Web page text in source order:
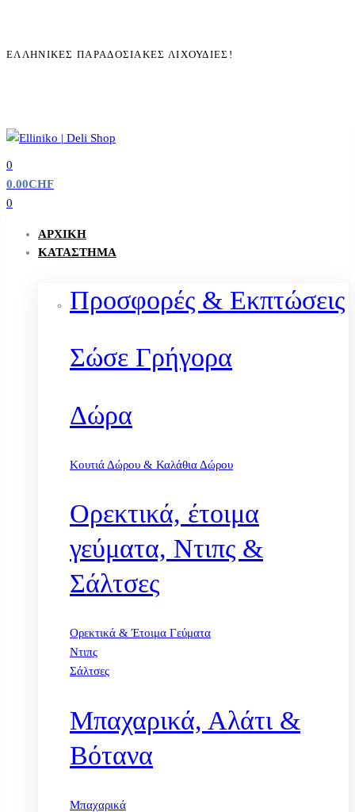
ΕΛΛΗΝΙΚΈΣ ΠΑΡΑΔΟΣΙΑΚΈΣ ΛΙΧΟΥΔΙΈΣ!
0
0.00CHF
0
ΑΡΧΙΚΉ
ΚΑΤΆΣΤΗΜΑ
Προσφορές & Εκπτώσεις
Σώσε Γρήγορα
Δώρα
Κουτιά Δώρου & Καλάθια Δώρου
Ορεκτικά, έτοιμα
γεύματα, Ντιπς &
Σάλτσες
Ορεκτικά & Έτοιμα Γεύματα
Ντιπς
Σάλτσες
Μπαχαρικά, Αλάτι &
Βότανα
Μπαχαρικά